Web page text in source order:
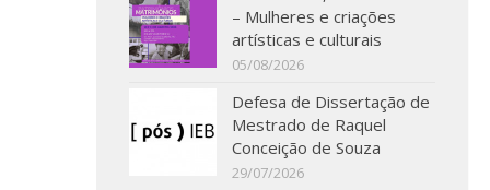
– Mulheres e criações
artísticas e culturais
05/08/2026
Defesa de Dissertação de
Mestrado de Raquel
Conceição de Souza
29/07/2026